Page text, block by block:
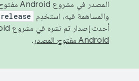
والمساهمة فيه، استخدِم
أحدث إصدار تم نشره في مشروع Android مفتوح المصدر. لمزيد من المعلومات، يُرجى الاطّلاع على
Android مفتوح المصدر
.